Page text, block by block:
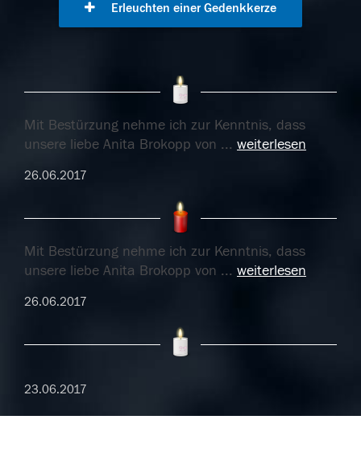
Erleuchten einer Gedenkkerze
Mit Bestürzung nehme ich zur Kenntnis, dass
unsere liebe Anita Brokopp von ... weiterlesen
26.06.2017
Mit Bestürzung nehme ich zur Kenntnis, dass
unsere liebe Anita Brokopp von ... weiterlesen
26.06.2017
23.06.2017